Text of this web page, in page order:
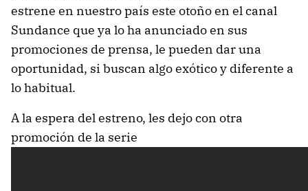
estrene en nuestro país este otoño en el canal
Sundance que ya lo ha anunciado en sus
promociones de prensa, le pueden dar una
oportunidad, si buscan algo exótico y diferente a
lo habitual.
A la espera del estreno, les dejo con otra
promoción de la serie